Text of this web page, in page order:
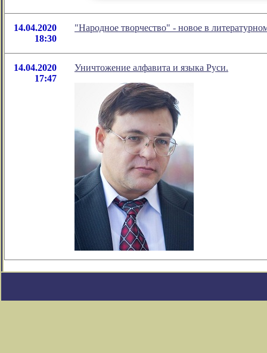
14.04.2020
18:30
"Народное творчество" - новое в
14.04.2020
17:47
Уничтожение алфавита и языка Руси.